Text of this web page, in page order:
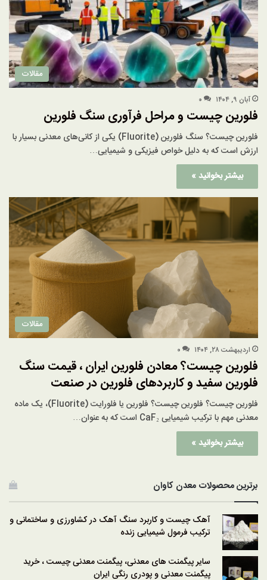
مقالات
آبان ۹, ۱۴۰۴ ۰
فلورین چیست و مراحل فرآوری سنگ فلورین
فلورین چیست؟ سنگ فلورین (Fluorite) یکی از کانی‌های معدنی بسیار با
ارزش است که به دلیل خواص فیزیکی و شیمیایی…
بیشتر بخوانید »
مقالات
اردیبهشت ۲۸, ۱۴۰۴ ۰
فلورین چیست؟ معادن فلورین ایران ، قیمت سنگ
فلورین سفید و کاربردهای فلورین در صنعت
فلورین چیست؟ فلورین چیست؟ فلورین یا فلورایت (Fluorite)، یک ماده
معدنی مهم با ترکیب شیمیایی CaF₂ است که به عنوان…
بیشتر بخوانید »
برترین محصولات معدن کاوان
آهک چیست و کاربرد سنگ آهک در کشاورزی و ساختمانی و
ترکیب فرمول شیمیایی زنده
سایر پیگمنت های معدنی، پیگمنت معدنی چیست ، خرید
پیگمنت معدنی و پودری رنگی ایران